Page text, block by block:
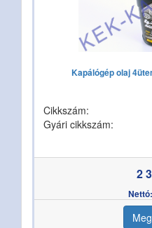
Kapálógép olaj
Cikkszám:
Gyári cikkszám:
2